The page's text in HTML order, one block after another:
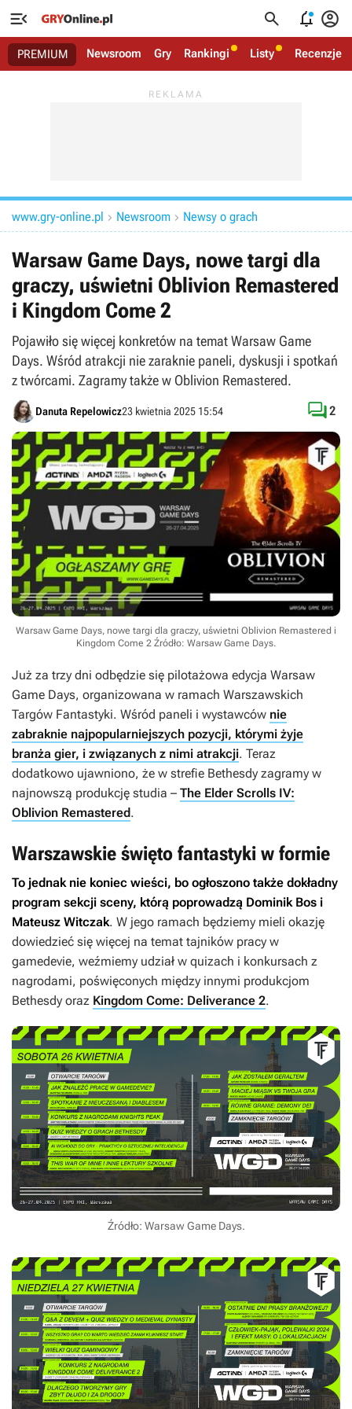
   
PREMIUM Newsroom Gry Rankingi Listy Recenzje
www.gry-online.pl  Newsroom  Newsy o grach
Warsaw Game Days, nowe targi dla
graczy, uświetni Oblivion Remastered
i Kingdom Come 2
Pojawiło się więcej konkretów na temat Warsaw Game
Days. Wśród atrakcji nie zaraknie paneli, dyskusji i spotkań
z twórcami. Zagramy także w Oblivion Remastered.
Danuta Repelowicz23 kwietnia 2025 15:54 2
Warsaw Game Days, nowe targi dla graczy, uświetni Oblivion Remastered i
Kingdom Come 2 Źródło: Warsaw Game Days.
Już za trzy dni odbędzie się pilotażowa edycja Warsaw
Game Days, organizowana w ramach Warszawskich
Targów Fantastyki. Wśród paneli i wystawców nie
zabraknie najpopularniejszych pozycji, którymi żyje
branża gier, i związanych z nimi atrakcji. Teraz
dodatkowo ujawniono, że w strefie Bethesdy zagramy w
najnowszą produkcję studia – The Elder Scrolls IV:
Oblivion Remastered.
Warszawskie święto fantastyki w formie
To jednak nie koniec wieści, bo ogłoszono także dokładny
program sekcji sceny, którą poprowadzą Dominik Bos i
Mateusz Witczak. W jego ramach będziemy mieli okazję
dowiedzieć się więcej na temat tajników pracy w
gamedevie, weźmiemy udział w quizach i konkursach z
nagrodami, poświęconych między innymi produkcjom
Bethesdy oraz Kingdom Come: Deliverance 2.
Źródło: Warsaw Game Days.